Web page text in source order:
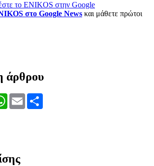
το ENIKOS στην Google
στο Google News και μάθετε πρώτοι
άρθρου
WhatsApp
Email